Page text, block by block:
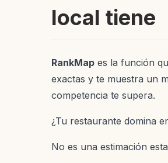
local tiene
RankMap es la función
exactas y te muestra un
competencia te supera.
¿Tu restaurante domina
No es una estimación